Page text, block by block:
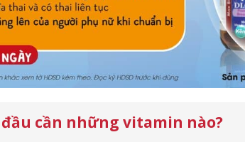
cần những vitamin nào?